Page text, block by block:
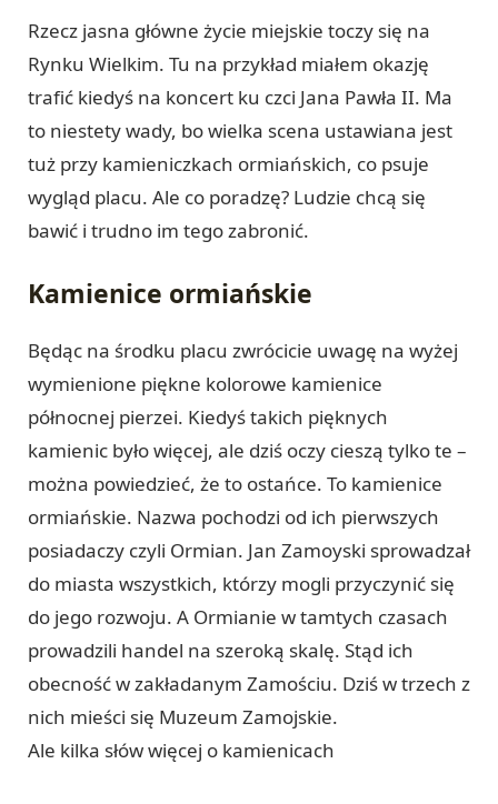
Rzecz jasna główne życie miejskie toczy się na
Rynku Wielkim. Tu na przykład miałem okazję
trafić kiedyś na koncert ku czci Jana Pawła II. Ma
to niestety wady, bo wielka scena ustawiana jest
tuż przy kamieniczkach ormiańskich, co psuje
wygląd placu. Ale co poradzę? Ludzie chcą się
bawić i trudno im tego zabronić.
Kamienice ormiańskie
Będąc na środku placu zwrócicie uwagę na wyżej
wymienione piękne kolorowe kamienice
północnej pierzei. Kiedyś takich pięknych
kamienic było więcej, ale dziś oczy cieszą tylko te –
można powiedzieć, że to ostańce. To kamienice
ormiańskie. Nazwa pochodzi od ich pierwszych
posiadaczy czyli Ormian. Jan Zamoyski sprowadzał
do miasta wszystkich, którzy mogli przyczynić się
do jego rozwoju. A Ormianie w tamtych czasach
prowadzili handel na szeroką skalę. Stąd ich
obecność w zakładanym Zamościu. Dziś w trzech z
nich mieści się Muzeum Zamojskie.
Ale kilka słów więcej o kamienicach